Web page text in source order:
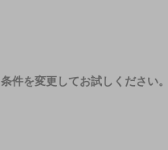
条件を変更してお試しください。